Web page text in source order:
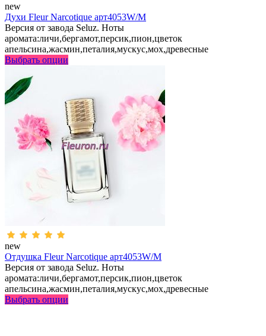
new
Духи Fleur Narcotique арт4053W/M
Версия от завода Seluz. Ноты
аромата:личи,бергамот,персик,пион,цветок
апельсина,жасмин,петалия,мускус,мох,древесные
Выбрать опции
new
Отдушка Fleur Narcotique арт4053W/M
Версия от завода Seluz. Ноты
аромата:личи,бергамот,персик,пион,цветок
апельсина,жасмин,петалия,мускус,мох,древесные
Выбрать опции